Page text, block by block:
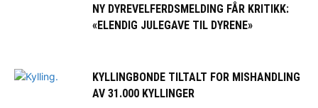
NY DYREVELFERDSMELDING FÅR KRITIKK:
«ELENDIG JULEGAVE TIL DYRENE»
KYLLINGBONDE TILTALT FOR MISHANDLING
AV 31.000 KYLLINGER